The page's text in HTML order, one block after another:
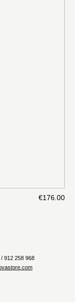
€176.00
912 258 968